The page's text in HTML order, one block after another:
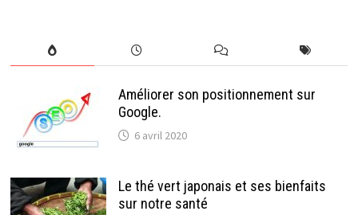
Améliorer son positionnement sur
Google.
6 avril 2020
Le thé vert japonais et ses bienfaits
sur notre santé